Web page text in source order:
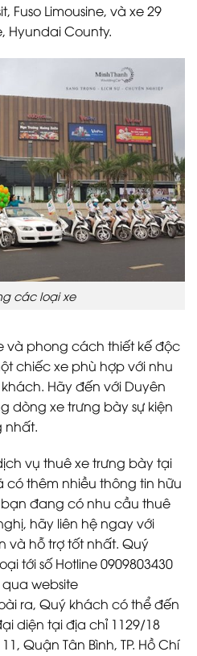
Fuso Limousine, và xe 29
Hyundai County.
các loại xe
và phong cách thiết kế độc
chiếc xe phù hợp với nhu
Hãy đến với Duyên
dòng xe trưng bày sự kiện
nhất.
vụ thuê xe trưng bày tại
thêm nhiều thông tin hữu
đang có nhu cầu thuê
hãy liên hệ ngay với
và hỗ trợ tốt nhất. Quý
tới số Hotline 0909803430
website
ra, Quý khách có thể đến
diện tại địa chỉ 1129/18
Quận Tân Bình, TP. Hồ Chí